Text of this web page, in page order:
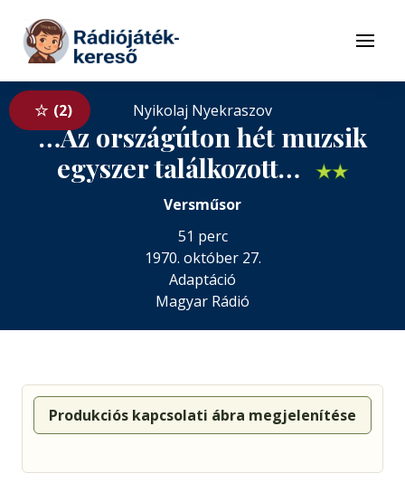
Tovább a tartalomhoz
Menü
2 Nyikolaj Nyekraszov
…Az országúton hét muzsik
egyszer találkozott…
★★
Versműsor
51 perc
1970. október 27.
Adaptáció
Magyar Rádió
Produkciós kapcsolati ábra megjelenítése